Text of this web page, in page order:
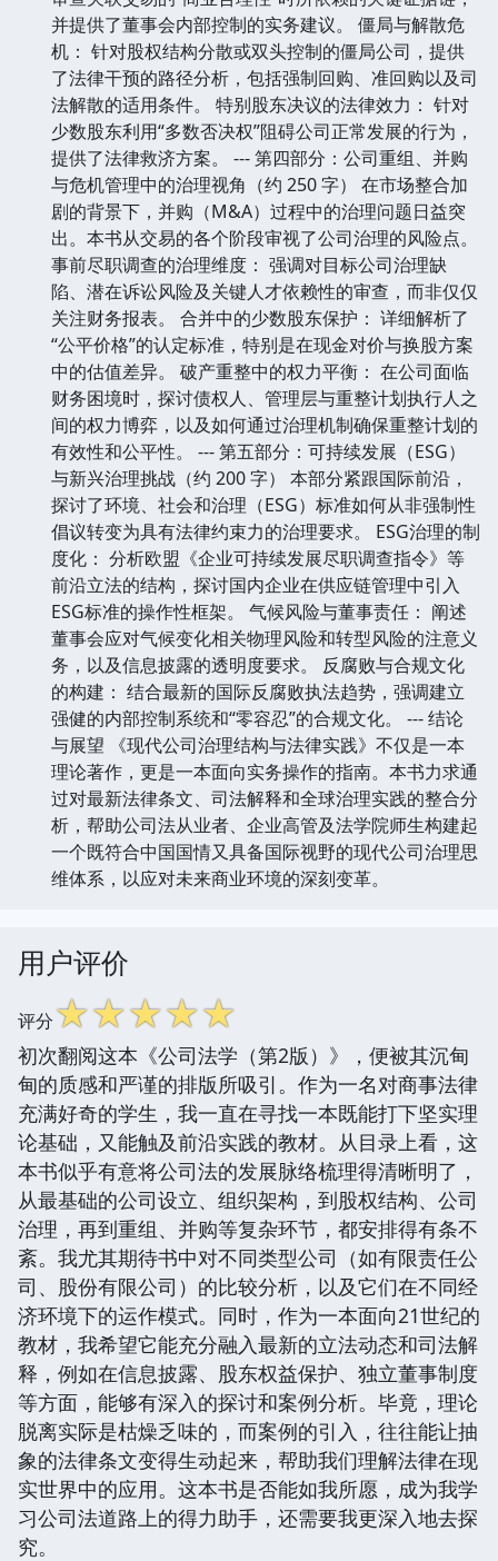
并提供了董事会内部控制的实务建议。 僵局与解散危
机： 针对股权结构分散或双头控制的僵局公司，提供
了法律干预的路径分析，包括强制回购、准回购以及司
法解散的适用条件。 特别股东决议的法律效力： 针对
少数股东利用“多数否决权”阻碍公司正常发展的行为，
提供了法律救济方案。 --- 第四部分：公司重组、并购
与危机管理中的治理视角（约 250 字） 在市场整合加
剧的背景下，并购（M&A）过程中的治理问题日益突
出。本书从交易的各个阶段审视了公司治理的风险点。
事前尽职调查的治理维度： 强调对目标公司治理缺
陷、潜在诉讼风险及关键人才依赖性的审查，而非仅仅
关注财务报表。 合并中的少数股东保护： 详细解析了
“公平价格”的认定标准，特别是在现金对价与换股方案
中的估值差异。 破产重整中的权力平衡： 在公司面临
财务困境时，探讨债权人、管理层与重整计划执行人之
间的权力博弈，以及如何通过治理机制确保重整计划的
有效性和公平性。 --- 第五部分：可持续发展（ESG）
与新兴治理挑战（约 200 字） 本部分紧跟国际前沿，
探讨了环境、社会和治理（ESG）标准如何从非强制性
倡议转变为具有法律约束力的治理要求。 ESG治理的制
度化： 分析欧盟《企业可持续发展尽职调查指令》等
前沿立法的结构，探讨国内企业在供应链管理中引入
ESG标准的操作性框架。 气候风险与董事责任： 阐述
董事会应对气候变化相关物理风险和转型风险的注意义
务，以及信息披露的透明度要求。 反腐败与合规文化
的构建： 结合最新的国际反腐败执法趋势，强调建立
强健的内部控制系统和“零容忍”的合规文化。 --- 结论
与展望 《现代公司治理结构与法律实践》不仅是一本
理论著作，更是一本面向实务操作的指南。本书力求通
过对最新法律条文、司法解释和全球治理实践的整合分
析，帮助公司法从业者、企业高管及法学院师生构建起
一个既符合中国国情又具备国际视野的现代公司治理思
维体系，以应对未来商业环境的深刻变革。
用户评价
评分☆☆☆☆☆
初次翻阅这本《公司法学（第2版）》，便被其沉甸
甸的质感和严谨的排版所吸引。作为一名对商事法律
充满好奇的学生，我一直在寻找一本既能打下坚实理
论基础，又能触及前沿实践的教材。从目录上看，这
本书似乎有意将公司法的发展脉络梳理得清晰明了，
从最基础的公司设立、组织架构，到股权结构、公司
治理，再到重组、并购等复杂环节，都安排得有条不
紊。我尤其期待书中对不同类型公司（如有限责任公
司、股份有限公司）的比较分析，以及它们在不同经
济环境下的运作模式。同时，作为一本面向21世纪的
教材，我希望它能充分融入最新的立法动态和司法解
释，例如在信息披露、股东权益保护、独立董事制度
等方面，能够有深入的探讨和案例分析。毕竟，理论
脱离实际是枯燥乏味的，而案例的引入，往往能让抽
象的法律条文变得生动起来，帮助我们理解法律在现
实世界中的应用。这本书是否能如我所愿，成为我学
习公司法道路上的得力助手，还需要我更深入地去探
究。